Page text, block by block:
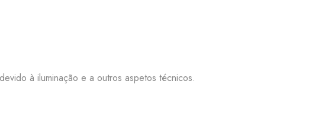
à iluminação e a outros aspetos técnicos.